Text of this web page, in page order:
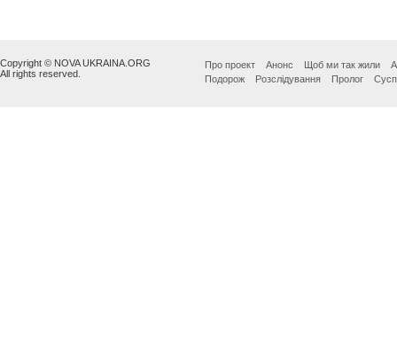
Copyright © NOVA UKRAINA.ORG
All rights reserved.
Про проект Анонс Щоб ми так жили
Подорож
Розслідування Пролог